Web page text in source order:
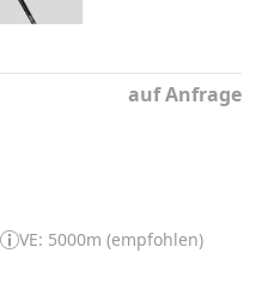
auf Anfrage
VE: 5000m (empfohlen)